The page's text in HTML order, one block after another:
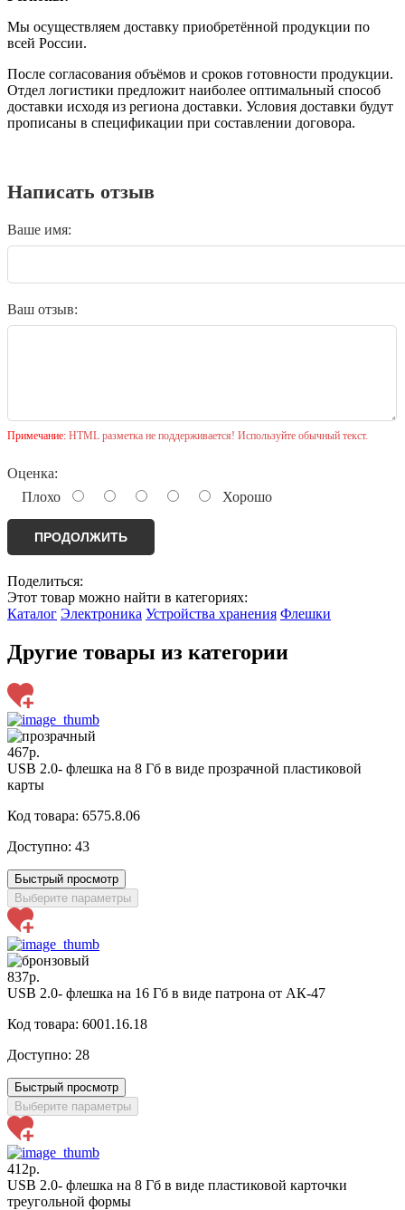
Мы осуществляем доставку приобретённой продукции по
всей России.
После согласования объёмов и сроков готовности продукции.
Отдел логистики предложит наиболее оптимальный способ
доставки исходя из региона доставки. Условия доставки будут
прописаны в спецификации при составлении договора.
Написать отзыв
Ваше имя:
Ваш отзыв:
Примечание: HTML разметка не поддерживается! Используйте обычный текст.
Оценка:
Плохо
Хорошо
ПРОДОЛЖИТЬ
Поделиться:
Этот товар можно найти в категориях:
Каталог Электроника Устройства хранения Флешки
Другие товары из категории
467р.
USB 2.0- флешка на 8 Гб в виде прозрачной пластиковой
карты
Код товара: 6575.8.06
Доступно: 43
Быстрый просмотр
Выберите параметры
837р.
USB 2.0- флешка на 16 Гб в виде патрона от АК-47
Код товара: 6001.16.18
Доступно: 28
Быстрый просмотр
Выберите параметры
412р.
USB 2.0- флешка на 8 Гб в виде пластиковой карточки
треугольной формы